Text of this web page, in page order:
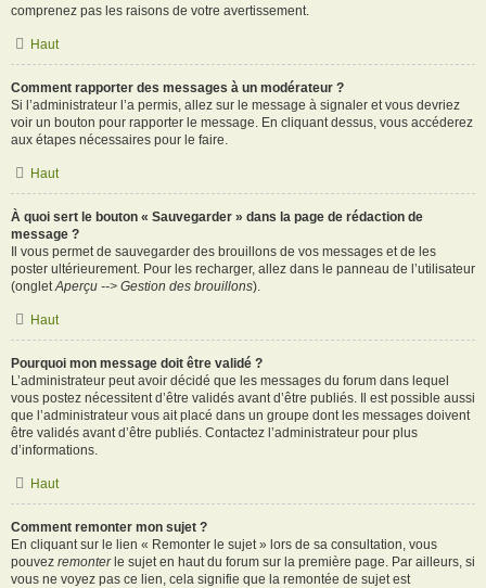
comprenez pas les raisons de votre avertissement.
Haut
Comment rapporter des messages à un modérateur ?
Si l’administrateur l’a permis, allez sur le message à signaler et vous devriez
voir un bouton pour rapporter le message. En cliquant dessus, vous accéderez
aux étapes nécessaires pour le faire.
Haut
À quoi sert le bouton « Sauvegarder » dans la page de rédaction de
message ?
Il vous permet de sauvegarder des brouillons de vos messages et de les
poster ultérieurement. Pour les recharger, allez dans le panneau de l’utilisateur
(ongletAperçu --> Gestion des brouillons).
Haut
Pourquoi mon message doit être validé ?
L’administrateur peut avoir décidé que les messages du forum dans lequel
vous postez nécessitent d’être validés avant d’être publiés. Il est possible aussi
que l’administrateur vous ait placé dans un groupe dont les messages doivent
être validés avant d’être publiés. Contactez l’administrateur pour plus
d’informations.
Haut
Comment remonter mon sujet ?
En cliquant sur le lien « Remonter le sujet » lors de sa consultation, vous
pouvez remonterle sujet en haut du forum sur la première page. Par ailleurs, si
vous ne voyez pas ce lien, cela signifie que la remontée de sujet est